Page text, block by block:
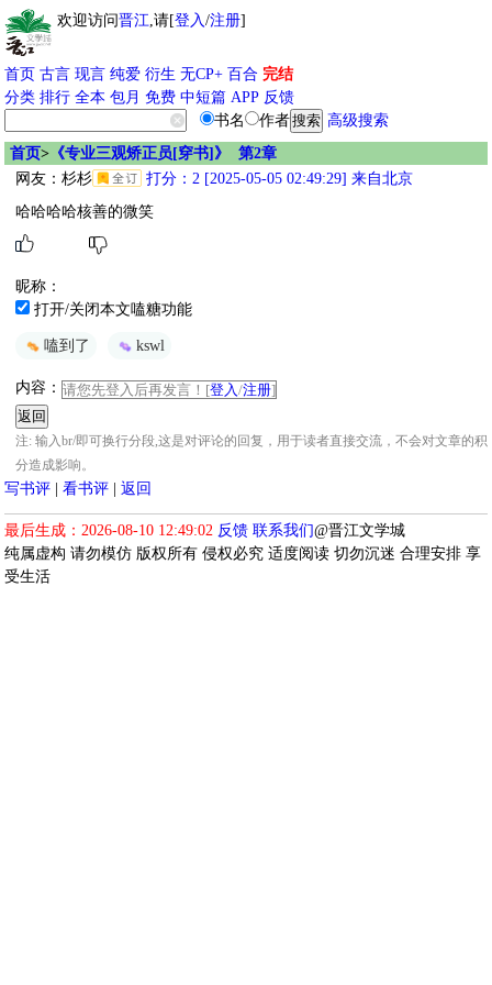
欢迎访问晋江,请[登入/注册]
首页 古言 现言 纯爱 衍生 无CP+ 百合 完结
分类 排行 全本 包月 免费 中短篇 APP 反馈
书名
作者
高级搜索
首页> 《专业三观矫正员[穿书]》 第2章
网友： 杉杉
打分：2 [2025-05-05 02:49:29] 来自北京
哈哈哈哈核善的微笑
昵称：
打开/关闭本文嗑糖功能
嗑到了 kswl
内容： 请您先登入后再发言！[登入/注册]
注: 输入br/即可换行分段,这是对评论的回复，用于读者直接交流，不会对文章的积
分造成影响。
写书评 看书评 返回
最后生成：2026-08-10 12:49:02 反馈 联系我们@晋江文学城
纯属虚构 请勿模仿 版权所有 侵权必究 适度阅读 切勿沉迷 合理安排 享
受生活